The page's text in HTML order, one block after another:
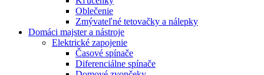
Oblečenie
Zmývateľné tetovačky a nálepky
Domáci majster a nástroje
Elektrické zapojenie
Časové spínače
Diferenciálne spínače